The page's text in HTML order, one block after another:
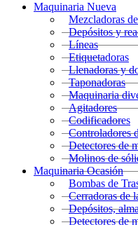
Maquinaria Nueva
Mezcladoras
Depósitos y
Líneas
Etiquetadoras
Llenadoras y
Taponadoras
Maquinaria
Agitadores
Codificadores
Controladores
Detectores de
Molinos de
Maquinaria Ocasión
Bombas de
Cerradoras de
Depósitos,
Detectores de